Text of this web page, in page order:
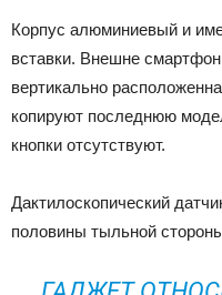
Корпус алюминиевый и
вставки. Внешне
вертикально
копируют последнюю
кнопки отсутствуют.
Дактилоскопический
половины тыльной